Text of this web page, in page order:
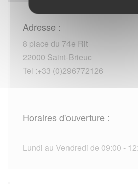
Adresse :
8 place du 74e Rit
22000 Saint-Brieuc
Tel :+33 (0)296772126
Horaires d'ouverture :
Lundi au Vendredi de 09:00 -